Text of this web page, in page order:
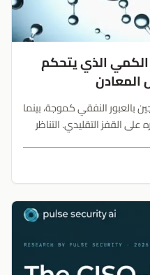
الذي يتحكم
المعادن
بالعبور النفقي كموجة، بينما
على القفز التقليدي. التناظر